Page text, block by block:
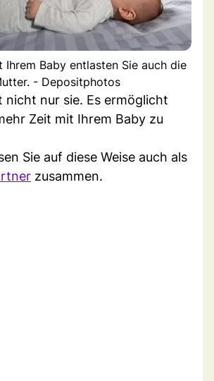
Ihrem Baby entlasten Sie auch die
- Depositphotos
nicht nur sie. Es ermöglicht
Zeit mit Ihrem Baby zu
Sie auf diese Weise auch als
zusammen.